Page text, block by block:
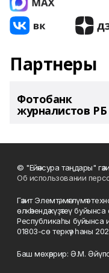
Партнеры
Фотобанк
журналистов РБ
© "Ейәнсура таңдары"
Об использовании
Гәзит Элемтә, мәғлүмәт
өлкәһендә күҙәтеү
Республикаһы буйынса
01803-сө теркәү һаны
Баш мөхәррир: Ә.М.